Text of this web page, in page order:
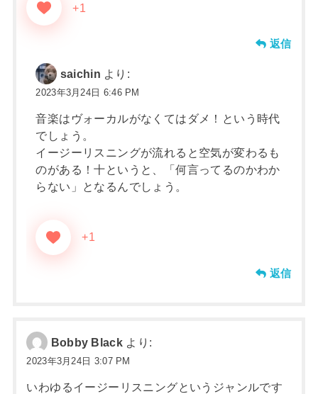
+1
返信
saichin より:
2023年3月24日 6:46 PM
音楽はヴォーカルがなくてはダメ！という時代
でしょう。
イージーリスニングが流れると空気が変わるも
のがある！十というと、「何言ってるのかわか
らない」となるんでしょう。
+1
返信
Bobby Black より:
2023年3月24日 3:07 PM
いわゆるイージーリスニングというジャンルです